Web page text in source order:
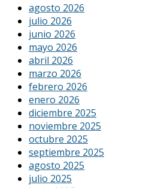
agosto 2026
julio 2026
junio 2026
mayo 2026
abril 2026
marzo 2026
febrero 2026
enero 2026
diciembre 2025
noviembre 2025
octubre 2025
septiembre 2025
agosto 2025
julio 2025